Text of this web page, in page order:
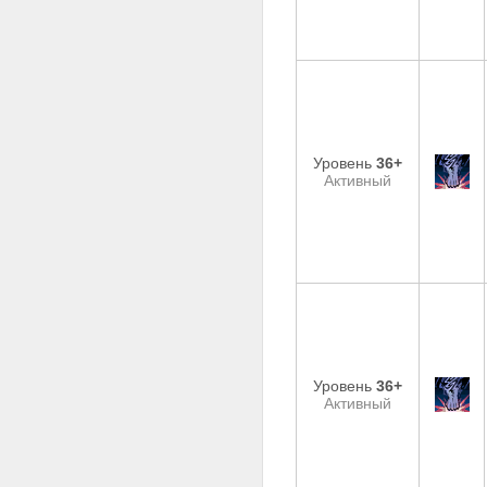
Уровень 36+
Активный
Уровень 36+
Активный